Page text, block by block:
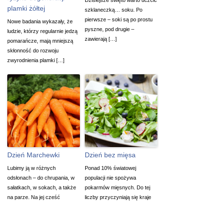
plamki żółtej
Nowe badania wykazały, że
ludzie, którzy regularnie jedzą
pomarańcze, mają mniejszą
skłonność do rozwoju
zwyrodnienia plamki […]
szklaneczką… soku. Po
pierwsze – soki są po prostu
pyszne, pod drugie –
zawierają […]
Dzień Marchewki
Lubimy ją w różnych
odsłonach – do chrupania, w
sałatkach, w sokach, a także
na parze. Na jej cześć
Dzień bez mięsa
Ponad 10% światowej
populacji nie spożywa
pokarmów mięsnych. Do tej
liczby przyczyniają się kraje